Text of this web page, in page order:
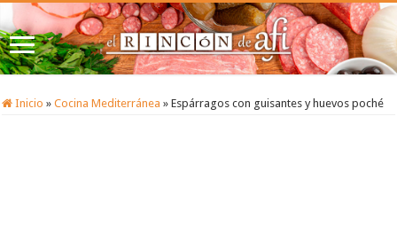
Inicio » Cocina Mediterránea » Espárragos con guisantes y huevos poché